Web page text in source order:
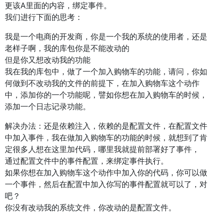
更该A里面的内容，绑定事件。
我们进行下面的思考：
我是一个电商的开发商，你是一个我的系统的使用者，还是
老样子啊，我的库包你是不能改动的
但是你又想改动我的功能
我在我的库包中，做了一个加入购物车的功能，请问，你如
何做到不改动我的文件的前提下，在加入购物车这个动作
中，添加你的一个功能呢，譬如你想在加入购物车的时候，
添加一个日志记录功能。
解决办法：还是依赖注入，依赖的是配置文件，在配置文件
中加入事件，我在做加入购物车的功能的时候，就想到了肯
定很多人想在这里加代码，哪里我就提前部署好了事件，
通过配置文件中的事件配置，来绑定事件执行。
如果你想在加入购物车这个动作中加入你的代码，你可以做
一个事件，然后在配置中加入你写的事件配置就可以了，对
吧？
你没有改动我的系统文件，你改动的是配置文件。